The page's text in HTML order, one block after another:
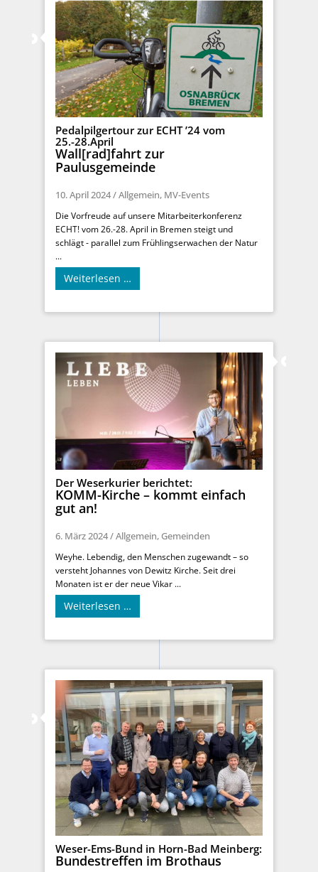
Pedalpilgertour zur ECHT ’24 vom
25.-28.April
Wall[rad]fahrt zur
Paulusgemeinde
10. April 2024/Allgemein, MV-Events
Die Vorfreude auf unsere Mitarbeiterkonferenz
ECHT! vom 26.-28. April in Bremen steigt und
schlägt - parallel zum Frühlingserwachen der Natur
...
Weiterlesen …
Der Weserkurier berichtet:
KOMM-Kirche – kommt einfach
gut an!
6. März 2024/Allgemein, Gemeinden
Weyhe. Lebendig, den Menschen zugewandt – so
versteht Johannes von Dewitz Kirche. Seit drei
Monaten ist er der neue Vikar ...
Weiterlesen …
Weser-Ems-Bund in Horn-Bad Meinberg:
Bundestreffen im Brothaus